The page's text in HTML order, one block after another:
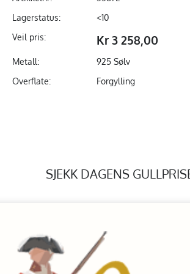
Lagerstatus:
<10
Veil pris:
Kr 3 258,00
Metall:
925 Sølv
Overflate:
Forgylling
SJEKK DAGENS